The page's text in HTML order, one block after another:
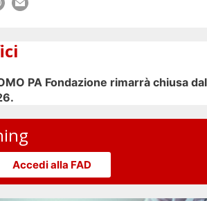
PA Fondazione rimarrà chiusa dal
Accedi alla FAD